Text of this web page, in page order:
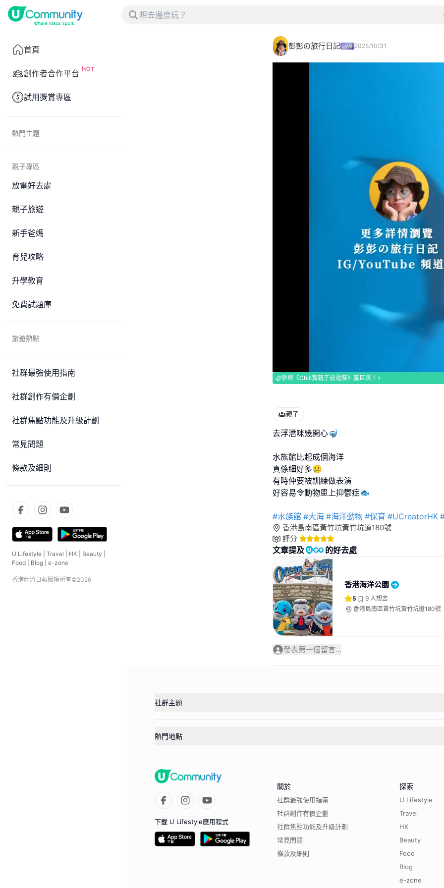
首頁
創作者合作平台
試用獎賞專區
熱門主題
親子專區
放電好去處
親子旅遊
新手爸媽
育兒攻略
升學教育
免費試題庫
旅遊熱點
社群最強使用指南
社群創作有價企劃
社群焦點功能及升級計劃
常見問題
條款及細則
U Lifestyle Travel HK Beauty
Food
Blog e-zone
香港經濟日報版權所有©2026
彭彭の旅行日記 2025/10/31
100.00%
參與《Chill賞親子放電祭》贏巨獎！
親子
去浮潛咪幾開心🤿
水族館比起成個海洋
真係細好多🥲
有時仲要被訓練做表演
好容易令動物患上抑鬱症🐟
#水族館 #大海 #海洋動物 #保育 #UCreatorHK
香港島南區黃竹坑黃竹坑道180號
評分
文章提及 的好去處
香港海洋公園
5 9 人想去
香港島南區黃竹坑黃竹坑道180號
發表第一個留言...
社群主題
熱門地點
下載 U Lifestyle應用程式
關於
社群最強使用指南
社群創作有價企劃
社群焦點功能及升級計劃
常見問題
條款及細則
探索
U Lifestyle
Travel
HK
Beauty
Food
Blog
e-zone